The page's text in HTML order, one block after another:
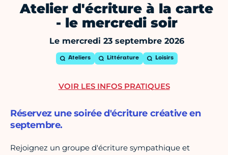
Atelier d'écriture à la carte
- le mercredi soir
Le mercredi 23 septembre 2026
Ateliers Littérature Loisirs
Réservez une soirée d'écriture créative en
septembre.
Rejoignez un groupe d'écriture sympathique et
VOIR LES INFOS PRATIQUES